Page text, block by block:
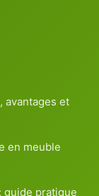
avantages et
en meuble
guide pratique